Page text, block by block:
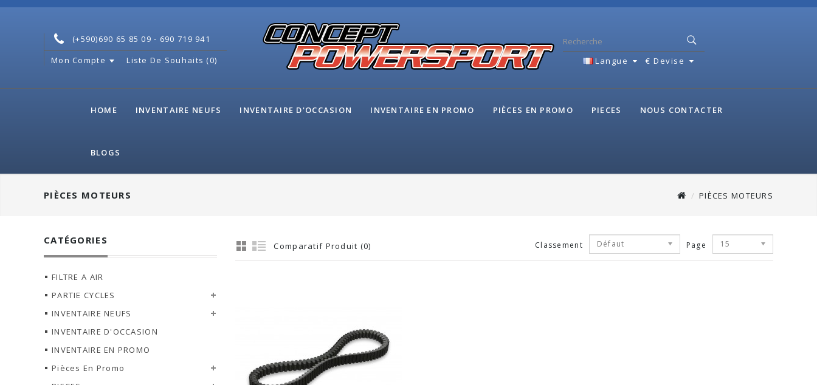
(+590)690 65 85 09 - 690 719 941
Mon Compte
Liste De Souhaits (0) Langue € Devise
HOME INVENTAIRE NEUFS INVENTAIRE D'OCCASION INVENTAIRE EN PROMO PIÈCES EN PROMO PIECES NOUS CONTACTER
BLOGS
PIÈCES MOTEURS PIÈCES MOTEURS
CATÉGORIES
FILTRE A AIR
PARTIE CYCLES
INVENTAIRE NEUFS
INVENTAIRE D'OCCASION
INVENTAIRE EN PROMO
Pièces En Promo
Comparatif Produit (0) Classement Défaut Page 15
AJOUTER À LA LISTE DE SOUHAITS